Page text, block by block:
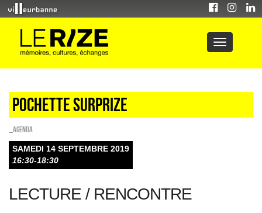
POCHETTE SURPRIZE
_Agenda
SAMEDI 14 SEPTEMBRE 2019
16:30-18:30
LECTURE / RENCONTRE